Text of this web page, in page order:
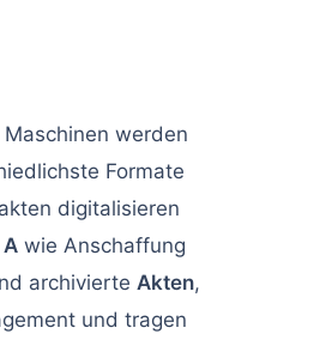
werden
Formate
digitalisieren
Awie Anschaffung
archivierte Akten,
und tragen